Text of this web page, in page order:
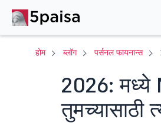
होम ब्लॉग पर्सनल फायनान्स
2026:
तुमच्यासाठी